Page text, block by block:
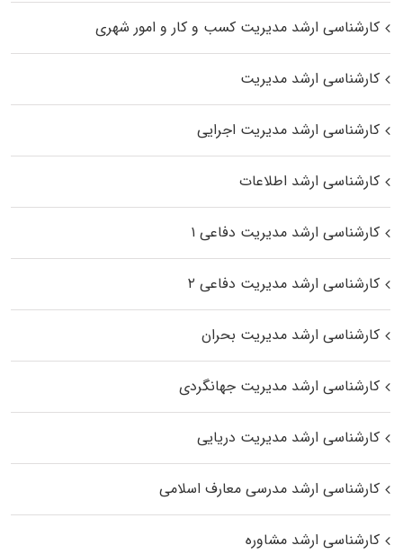
کارشناسی ارشد مدیریت کسب و کار و امور شهری
کارشناسی ارشد مدیریت
کارشناسی ارشد مدیریت اجرایی
کارشناسی ارشد اطلاعات
کارشناسی ارشد مدیریت دفاعی ۱
کارشناسی ارشد مدیریت دفاعی ۲
کارشناسی ارشد مدیریت بحران
کارشناسی ارشد مدیریت جهانگردی
کارشناسی ارشد مدیریت دریایی
کارشناسی ارشد مدرسی معارف اسلامی
کارشناسی ارشد مشاوره